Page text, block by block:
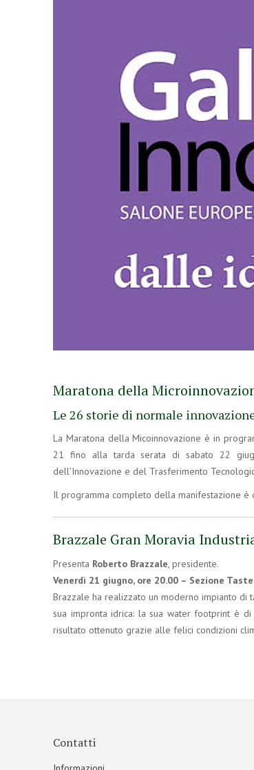
Maratona della
Le 26 storie di normale
La Maratona della Micoinnovazione è in
21 fino alla tarda serata di sabato 22
dell’Innovazione e del Trasferimento
Il programma completo della manifestazione è
Brazzale Gran Moravia
Presenta Roberto Brazzale, presidente.
Venerdì 21 giugno, ore 20.00 – Sezione
Brazzale ha realizzato un moderno impianto
sua impronta idrica: la sua water footprint è
risultato ottenuto grazie alle felici condizioni
Contatti